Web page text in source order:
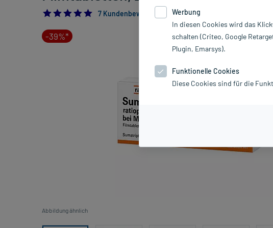
4.857142857142857
7 Kundenbewertungen*
-39%*
Abbildung ähnlich
Werbung
In diesen Cookies wird das
schalten (Criteo, Google
Plugin, Emarsys).
Funktionelle Cookies
Diese Cookies sind für die